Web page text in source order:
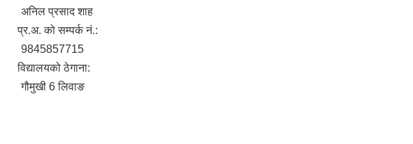
अनिल प्रसाद शाह
प्र.अ. को सम्पर्क नं.:
9845857715
विद्यालयको ठेगाना:
गौमुखी 6 लिवाङ